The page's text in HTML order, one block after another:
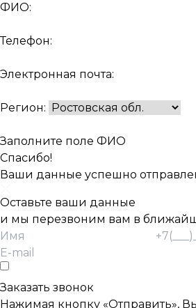
ФИО:
Телефон:
Электронная почта:
Регион:
Заполните поле ФИО
Спасибо!
Ваши данные успешно
Оставьте ваши данные
и мы перезвоним вам в
Заказать звонок
Нажимая кнопку «Отправить»,